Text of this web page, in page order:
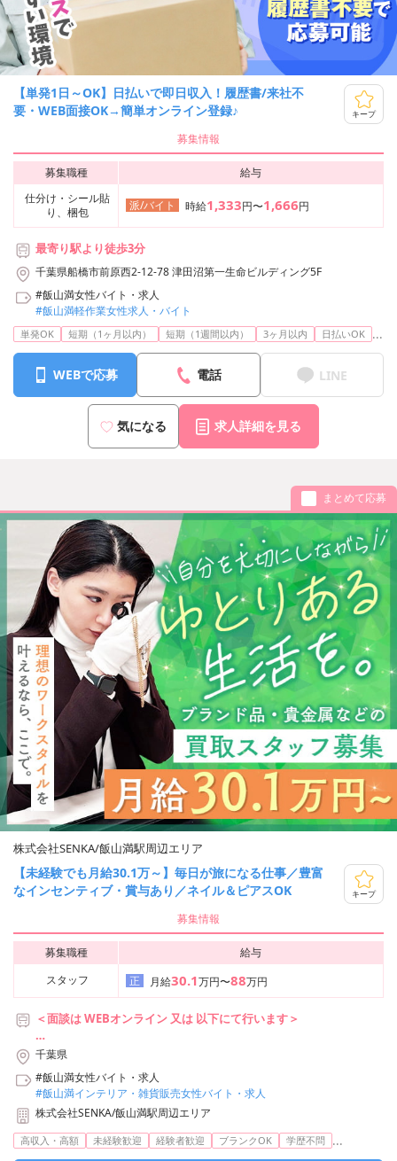
【単発1日～OK】日払いで即日収入！履歴書/来社不
要・WEB面接OK→簡単オンライン登録♪
キープ
募集情報
募集職種
給与
仕分け・シール貼
り、梱包
派/バイト 時給1,333円〜1,666円
最寄り駅より徒歩3分
千葉県船橋市前原西2-12-78 津田沼第一生命ビルディング5F
#飯山満女性バイト・求人
#飯山満軽作業女性求人・バイト
単発OK 短期（1ヶ月以内） 短期（1週間以内） 3ヶ月以内 日払いOK ...
WEBで応募 電話 LINE
気になる 求人詳細を見る
まとめて応募
株式会社SENKA/飯山満駅周辺エリア
【未経験でも月給30.1万～】毎日が旅になる仕事／豊富
なインセンティブ・賞与あり／ネイル＆ピアスOK
キープ
募集情報
募集職種
給与
スタッフ
正 月給30.1万円〜88万円
＜面談は WEBオンライン 又は 以下にて行います＞
■株式会社SENKA 東京事務所
アクセス：
東京メトロ日比谷線/都営浅草線「東銀座」駅 6番出口より徒歩3
分
東京メトロ日比谷線/丸ノ内線・銀座線「銀座」駅 A5出口より徒
歩7分
千葉県
#飯山満女性バイト・求人
#飯山満インテリア・雑貨販売女性バイト・求人
株式会社SENKA/飯山満駅周辺エリア
高収入・高額 未経験歓迎 経験者歓迎 ブランクOK 学歴不問 ...